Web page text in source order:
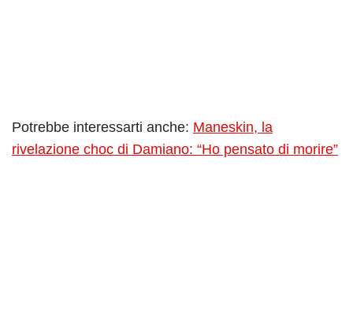
Potrebbe interessarti anche: Maneskin, la
rivelazione choc di Damiano: “Ho pensato di morire”